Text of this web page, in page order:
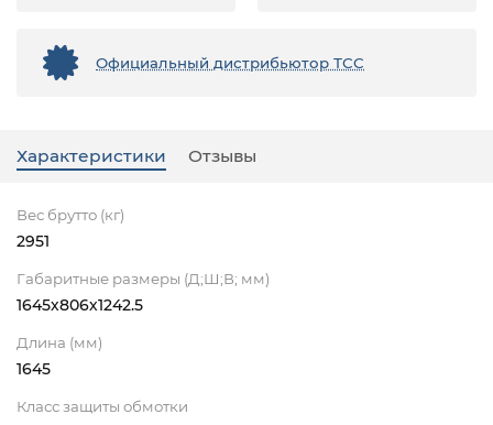
Официальный дистрибьютор ТСС
Характеристики Отзывы
Вес брутто (кг)
2951
Габаритные размеры (Д;Ш;В; мм)
1645х806х1242.5
Длина (мм)
1645
Класс защиты обмотки